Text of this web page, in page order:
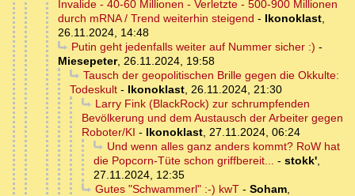
Invalide - 40-60 Millionen - Verletzte - 500-900 Millionen
durch mRNA / Trend weiterhin steigend - Ikonoklast,
26.11.2024, 14:48
Putin geht jedenfalls weiter auf Nummer sicher :) -
Miesepeter, 26.11.2024, 19:58
Tausch der geopolitischen Brille gegen die Okkulte:
Todeskult - Ikonoklast, 26.11.2024, 21:30
Larry Fink (BlackRock) zur schrumpfenden
Bevölkerung und dem Austausch der Arbeiter gegen
Roboter/KI - Ikonoklast, 27.11.2024, 06:24
Und wenn alles ganz anders kommt? RoW hat
die Popcorn-Tüte schon griffbereit... - stokk',
27.11.2024, 12:35
Gutes "Schwammerl" :-) kwT- Soham,